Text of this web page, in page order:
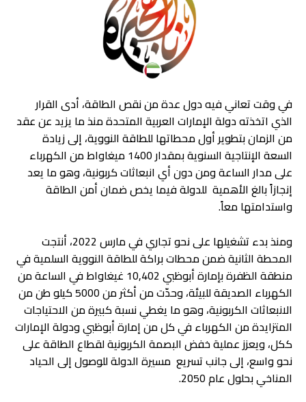
في وقت تعاني فيه دول عدة من نقص الطاقة، أدى القرار
الذي اتخذته دولة الإمارات العربية المتحدة منذ ما يزيد عن عقد
من الزمان بتطوير أول محطاتها للطاقة النووية، إلى زيادة
السعة الإنتاجية السنوية بمقدار 1400 ميغاواط من الكهرباء
على مدار الساعة ومن دون أي انبعاثات كربونية، وهو ما يعد
إنجازاً بالغ الأهمية للدولة فيما يخص ضمان أمن الطاقة
واستدامتها معاً.
ومنذ بدء تشغيلها على نحو تجاري في مارس 2022، أنتجت
المحطة الثانية ضمن محطات براكة للطاقة النووية السلمية في
منطقة الظفرة بإمارة أبوظبي 10,402 غيغاواط في الساعة من
الكهرباء الصديقة للبيئة، وحدّت من أكثر من 5000 كيلو طن من
الانبعاثات الكربونية، وهو ما يغطي نسبة كبيرة من الاحتياجات
المتزايدة من الكهرباء في كل من إمارة أبوظبي ودولة الإمارات
ككل، ويعزز عملية خفض البصمة الكربونية لقطاع الطاقة على
نحو واسع، إلى جانب تسريع مسيرة الدولة للوصول إلى الحياد
المناخي بحلول عام 2050.